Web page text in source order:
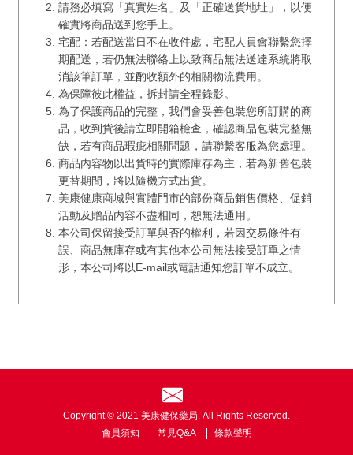
請務必填寫「真實姓名」及「正確送貨地址」，以便
確實將商品送到您手上。
宅配：若配送當日不在收件處，宅配人員會聯繫您擇
期配送，若仍無法聯絡上以致商品無法送達系統將取
消該筆訂單，並酌收額外的相關物流費用。
為保障彼此權益，拆封請全程錄影。
為了保護商品的完整，我們會妥善包裝您所訂購的商
品，收到貨後請立即開箱檢查，確認商品包裝完整無
缺，若有商品瑕疵相關問題，請聯繫客服為您處理。
商品内容物以出貨時的實際庫存為主，若為新舊包裝
更替期間，將以隨機方式出貨。
美康健康商城與實體門市的部份商品銷售價格、促銷
活動及贈品内容不盡相同，恕無法通用。
本公司保留接受訂單與否的權利，若因交易條件有
誤、商品無庫存或有其他本公司無法接受訂單之情
形，本公司將以E-mail或電話通知您訂單不成立。
Copyright © 2021 美康健保藥局. All Rights Reserved.
會員須知
常見Q&A 條款聲明